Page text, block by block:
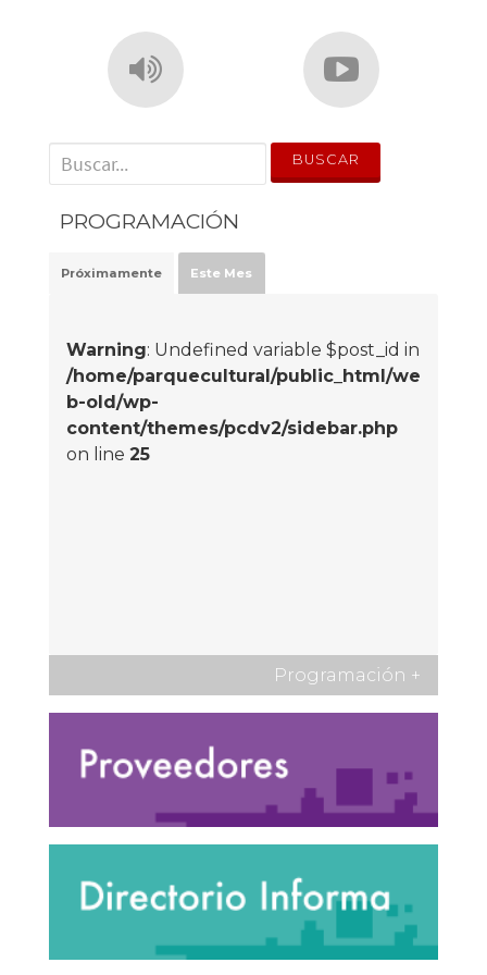
' . __('Search for:') . '
PROGRAMACIÓN
Próximamente Este Mes
Warning: Undefined variable $post_id in
/home/parquecultural/public_html/we
b-old/wp-
content/themes/pcdv2/sidebar.php
on line 25
Programación +